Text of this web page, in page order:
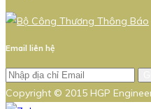
Email liên hệ
Copyright © 2015 HGP